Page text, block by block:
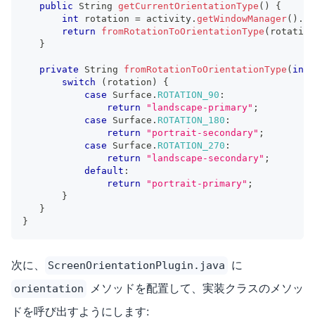
public String getCurrentOrientationType ( )
{
int rotation = activity . getWindowManager( ) .
return
fromRotationToOrientationType ( rotation
}
private String fromRotationToOrientationType ( int
switch
( rotation )
{
case
Surface . ROTATION_90 :
return
"landscape-primary" ;
case
Surface . ROTATION_180 :
return
"portrait-secondary" ;
case
Surface . ROTATION_270 :
return
"landscape-secondary" ;
default :
return
"portrait-primary" ;
}
}
}
次に、 ScreenOrientationPlugin.java に
orientation
メソッドを配置して、実装クラスのメソッ
ドを呼び出すようにします: